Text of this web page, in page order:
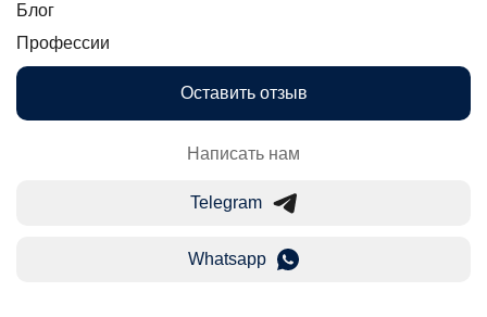
Блог
Профессии
Оставить отзыв
Написать нам
Telegram
Whatsapp